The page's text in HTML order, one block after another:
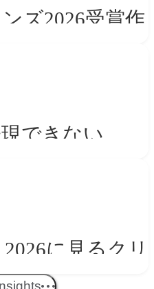
ズ2026受賞作
ンド体験」
できない
2026に見るクリ
ンド──社会